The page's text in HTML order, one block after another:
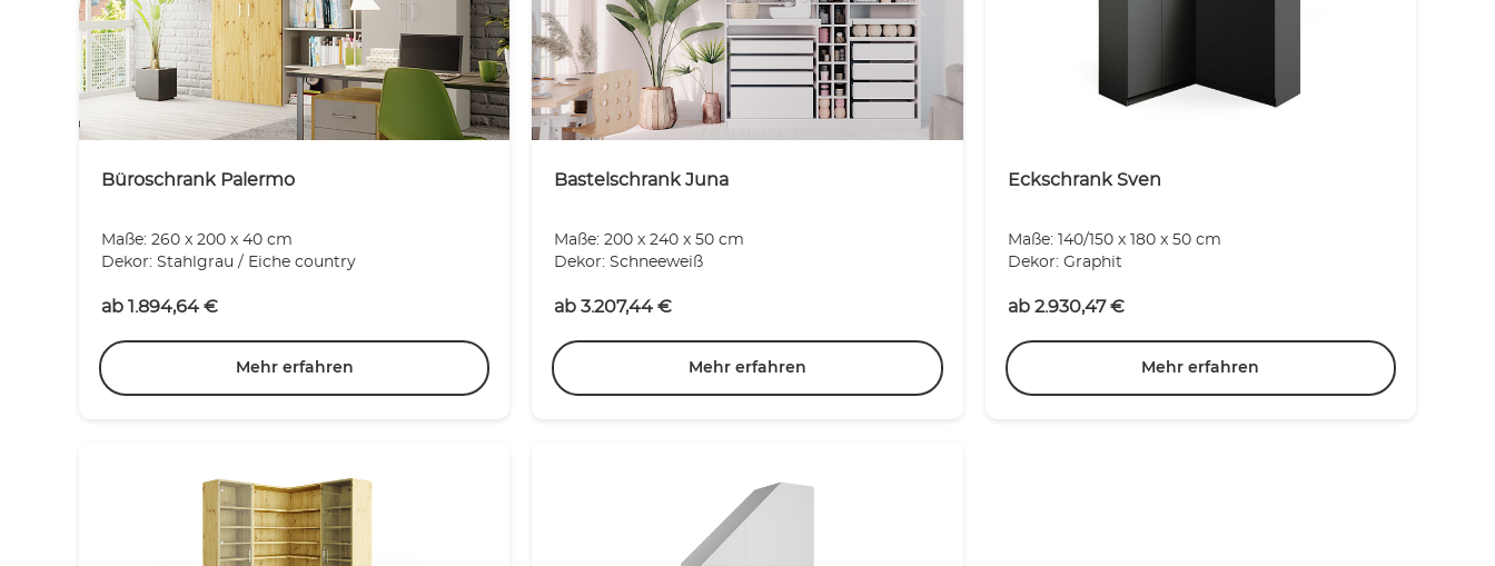
Büroschrank Palermo
Maße: 260 x 200 x 40 cm
Dekor: Stahlgrau / Eiche country
ab 1.894,64 €
Mehr erfahren
Bastelschrank Juna
Maße: 200 x 240 x 50 cm
Dekor: Schneeweiß
ab 3.207,44 €
Mehr erfahren
Eckschrank Sven
Maße: 140/150 x 180 x 50 cm
Dekor: Graphit
ab 2.930,47 €
Mehr erfahren